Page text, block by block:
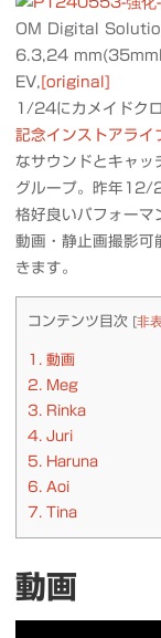
OM Digital
6.3,24
EV, [original]
1/24にカメイドク
記念インストアライ
なサウンドとキャ
グループ。昨年12/
格好良いパフォーマ
動画・静止画撮影可
きます。
コンテンツ目次 [非
1.動画
2.Meg
3.Rinka
4.Juri
5.Haruna
6.Aoi
7.Tina
動画